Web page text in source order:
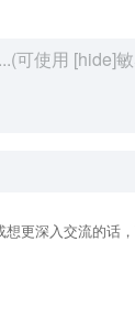
更深入交流的话